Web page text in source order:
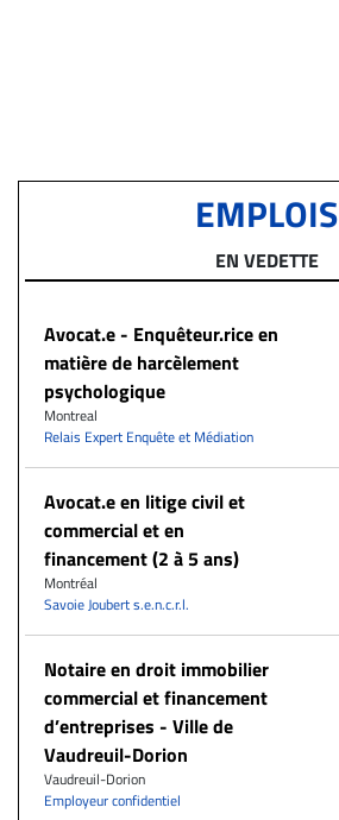
EMPLOIS
EN VEDETTE
Avocat.e - Enquêteur.rice en
matière de harcèlement
psychologique
Montreal
Relais Expert Enquête et Médiation
Avocat.e en litige civil et
commercial et en
financement (2 à 5 ans)
Montréal
Savoie Joubert s.e.n.c.r.l.
Notaire en droit immobilier
commercial et financement
d’entreprises - Ville de
Vaudreuil-Dorion
Vaudreuil-Dorion
Employeur confidentiel